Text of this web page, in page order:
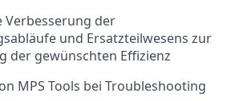
Verbesserung der
und Ersatzteilwesens zur
der gewünschten Effizienz
MPS Tools bei Troubleshooting